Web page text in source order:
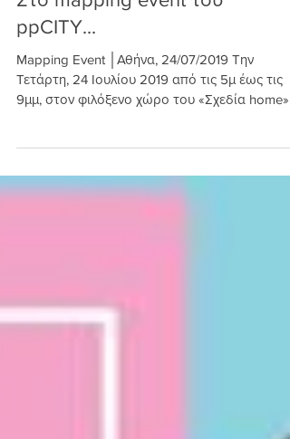
Στο mapping event του
ppCITY...
Τετάρτη, 24 Ιουλίου 2019 από τις 5μ έως τις
9μμ, στον φιλόξενο χώρο του «Σχεδία home»
στο κέντρο της...